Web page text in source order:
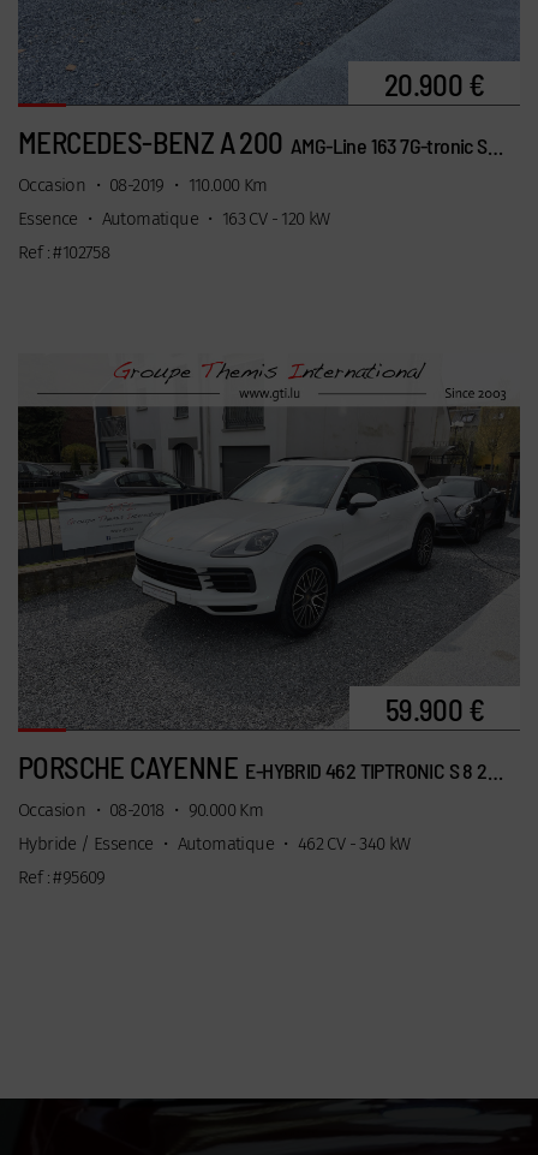
20.900 €
MERCEDES-BENZ A 200 AMG-Line 163 7G-tronic Sportabgas
Occasion • 08-2019 • 110.000 Km
Essence • Automatique • 163 CV - 120 kW
Ref : #102758
59.900 €
PORSCHE CAYENNE E-HYBRID 462 TIPTRONIC S 8 21’ PANO
Occasion • 08-2018 • 90.000 Km
Hybride / Essence • Automatique • 462 CV - 340 kW
Ref : #95609